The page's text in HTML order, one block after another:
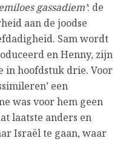
gassadiem’: de
aan de joodse
Sam wordt
en Henny, zijn
in hoofdstuk drie. Voor
een
was voor hem geen
laatste anders en
Israël te gaan, waar